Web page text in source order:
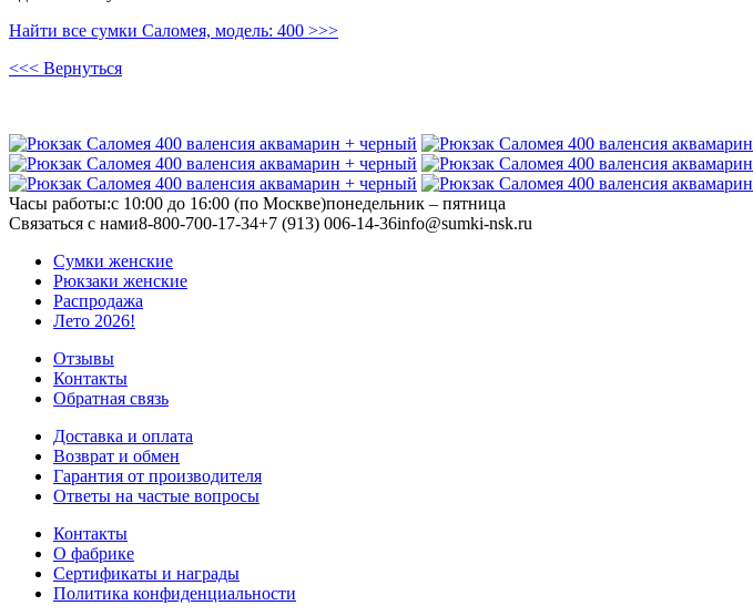
Найти все сумки Саломея, модель: 400 >>>
<<< Вернуться
Часы работы:с 10:00 до 16:00 (по Москве)понедельник – пятница
Связаться с нами8-800-700-17-34+7 (913) 006-14-36info@sumki-nsk.ru
Сумки женские
Рюкзаки женские
Распродажа
Лето 2026!
Отзывы
Контакты
Обратная связь
Доставка и оплата
Возврат и обмен
Гарантия от производителя
Ответы на частые вопросы
Контакты
О фабрике
Сертификаты и награды
Политика конфиденциальности